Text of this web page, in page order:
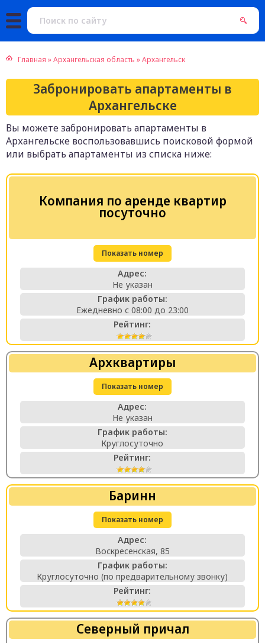
Главная »Архангельская область »Архангельск
Забронировать апартаменты в
Архангельске
Вы можете забронировать апартаменты в
Архангельске воспользовавшись поисковой формой
или выбрать апартаменты из списка ниже:
Компания по аренде квартир
посуточно
Показать номер
Адрес:
Не указан
График работы:
Ежедневно с 08:00 до 23:00
Рейтинг:
Архквартиры
Показать номер
Адрес:
Не указан
График работы:
Круглосуточно
Рейтинг:
Баринн
Показать номер
Адрес:
Воскресенская, 85
График работы:
Круглосуточно (по предварительному звонку)
Рейтинг:
Северный причал